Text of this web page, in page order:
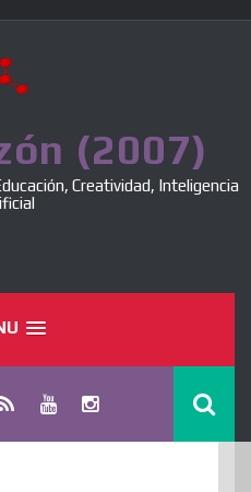
(2007)
Creatividad, Inteligencia